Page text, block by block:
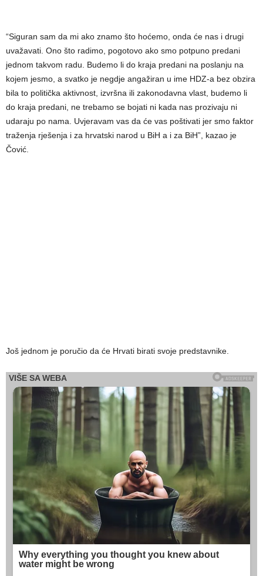
“Siguran sam da mi ako znamo što hoćemo, onda će nas i drugi
uvažavati. Ono što radimo, pogotovo ako smo potpuno predani
jednom takvom radu. Budemo li do kraja predani na poslanju na
kojem jesmo, a svatko je negdje angažiran u ime HDZ-a bez obzira
bila to politička aktivnost, izvršna ili zakonodavna vlast, budemo li
do kraja predani, ne trebamo se bojati ni kada nas prozivaju ni
udaraju po nama. Uvjeravam vas da će vas poštivati jer smo faktor
traženja rješenja i za hrvatski narod u BiH a i za BiH”, kazao je
Čović.
Još jednom je poručio da će Hrvati birati svoje predstavnike.